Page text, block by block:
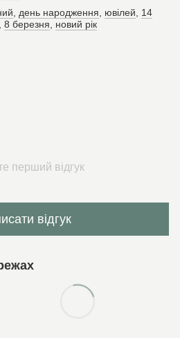
день народження ювілей
14
8 березня новий рік
перший відгук
відгук